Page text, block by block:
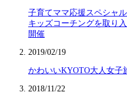
子育てママ応援スペシャ
キッズコーチングを取り
開催
2019/02/19
かわいいKYOTO大人女子
2018/11/22